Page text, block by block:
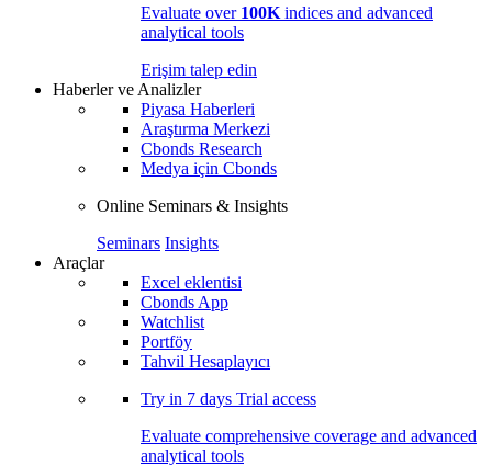
Evaluate over 100K indices and advanced
analytical tools
Erişim talep edin
Haberler ve Analizler
Piyasa Haberleri
Araştırma Merkezi
Cbonds Research
Medya için Cbonds
Online Seminars & Insights
Seminars Insights
Araçlar
Excel eklentisi
Cbonds App
Watchlist
Portföy
Tahvil Hesaplayıcı
Try in 7 days Trial access
Evaluate comprehensive coverage and advanced
analytical tools